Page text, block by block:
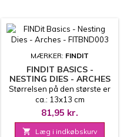
MÆRKER: FINDIT
FINDIT BASICS -
NESTING DIES - ARCHES
- FITBND003
Størrelsen på den største er
ca.: 13x13 cm
81,95 kr.
 Læg i indkøbskurv